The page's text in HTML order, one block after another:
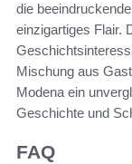
die beeindruckende
einzigartiges Flair.
Mischung aus
Modena ein
Geschichte und
FAQ